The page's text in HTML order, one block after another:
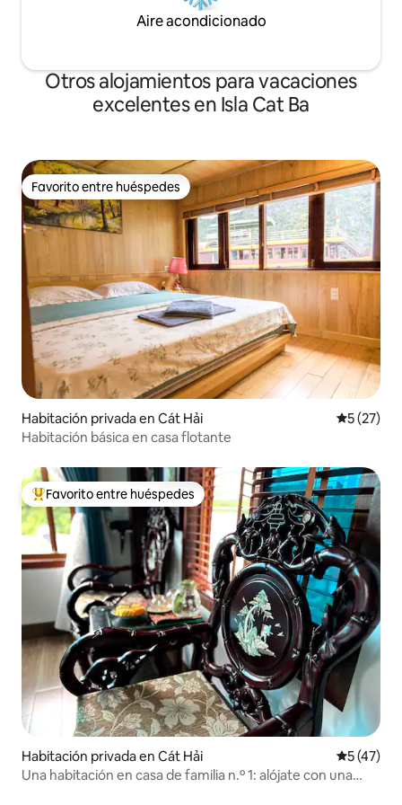
Aire acondicionado
Otros alojamientos para vacaciones
excelentes en Isla Cat Ba
Favorito entre huéspedes
Favorito entre huéspedes
Habitación privada en Cát Hải
5 (27)
Habitación básica en casa flotante
Favorito entre huéspedes preferido
Favorito entre huéspedes
Habitación privada en Cát Hải
5 (47)
Una habitación en casa de familia n.º 1: alójate con una